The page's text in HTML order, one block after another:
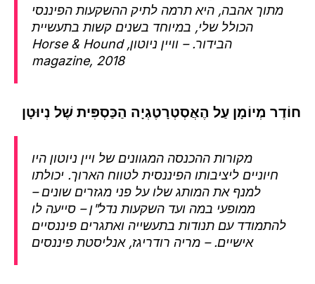
מתוך אהבה, היא תרמה לתיק ההשקעות הפיננסי
הכולל שלי, במיוחד בשנים קשות בתעשיית
הבידור. – וויין ניוטון, Horse & Hound
magazine, 2018
מְיוֹמָן עַל הֶאֲסְטְרָטֶגְיָה הַכַּסְפִּית שֶׁל נְיוּטָן
מקורות ההכנסה המגוונים של ויין ניוטון היו
חיוניים ליציבותו הפיננסית לטווח הארוך. יכולתו
למנף את המותג שלו על פני מגזרים שונים –
ממופעי במה ועד השקעות נדל"ן – סייעה לו
להתמודד עם תנודות בתעשייה ואתגרים פיננסיים
אישיים. – מריה רודריגז, אנליסטת פיננסים